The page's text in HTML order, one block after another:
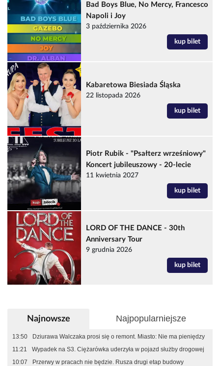
Bad Boys Blue, No Mercy, Francesco
Napoli i Joy
3 października 2026
kup bilet
Kabaretowa Biesiada Śląska
22 listopada 2026
kup bilet
Piotr Rubik - "Psałterz wrześniowy"
Koncert jubileuszowy - 20-lecie
11 kwietnia 2027
kup bilet
LORD OF THE DANCE - 30th
Anniversary Tour
9 grudnia 2026
kup bilet
Najnowsze Najpopularniejsze
13:50
Dziurawa Walczaka prosi się o remont. Miasto: Nie ma pieniędzy
11:21
Wypadek na S3. Ciężarówka uderzyła w pojazd służby drogowej
10:07
Przerwy w pracach nie będzie. Rusza drugi etap budowy